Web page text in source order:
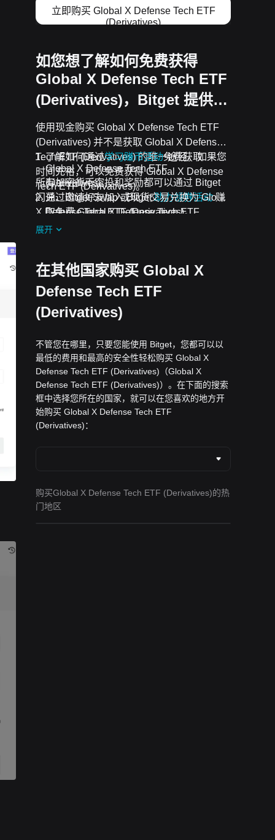
立即购买 Global X Defense Tech ETF
(Derivatives)
如您想了解如何免费获得
Global X Defense Tech ETF
(Derivatives)，Bitget 提供…
使用现金购买 Global X Defense Tech ETF
(Derivatives) 并不是获取 Global X Defense
Tech ETF (Derivatives) 的唯一途径。如果您
时间充裕，可以免费获得 Global X Defense
Tech ETF (Derivatives)。
了解如何通过学习赚币活动免费获取
Global X Defense Tech ETF
(Derivatives)。
通过邀请好友加入 Bitget助力领券活动赚
取免费 Global X Defense Tech ETF
(Derivatives)。
动空投。
所有加密货币空投和奖励都可以通过 Bitget
闪兑、Bitget Swap 或现货交易兑换为 Global
X Defense Tech ETF (Derivatives)。
展开
在其他国家购买 Global X
Defense Tech ETF
(Derivatives)
不管您在哪里，只要您能使用 Bitget，您都可以以
最低的费用和最高的安全性轻松购买 Global X
Defense Tech ETF (Derivatives)（Global X
Defense Tech ETF (Derivatives)）。在下面的搜索
框中选择您所在的国家，就可以在您喜欢的地方开
始购买 Global X Defense Tech ETF
(Derivatives)：
购买Global X Defense Tech ETF (Derivatives)的热
门地区